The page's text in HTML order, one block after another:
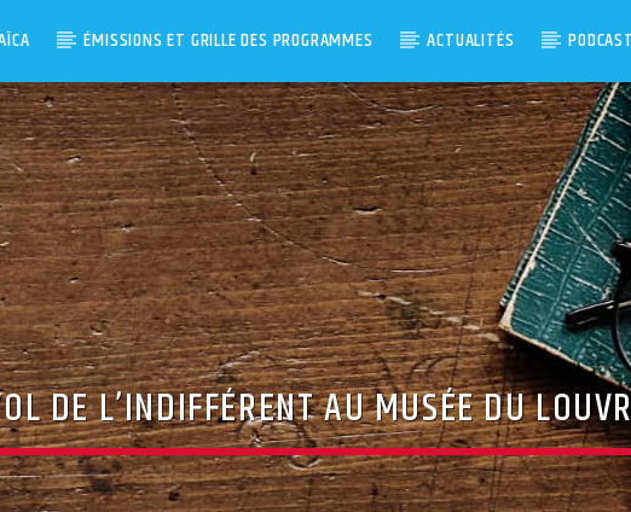
ÉMISSIONS ET GRILLE DES PROGRAMMES ACTUALITÉS
DE L’INDIFFÉRENT AU MUSÉE DU